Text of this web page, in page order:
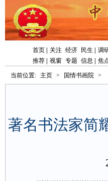
首页 关注 经济 民生 调
推荐
视窗 专题 信息 焦
当前位置: 主页 > 国情书画院 >
著名书法家简